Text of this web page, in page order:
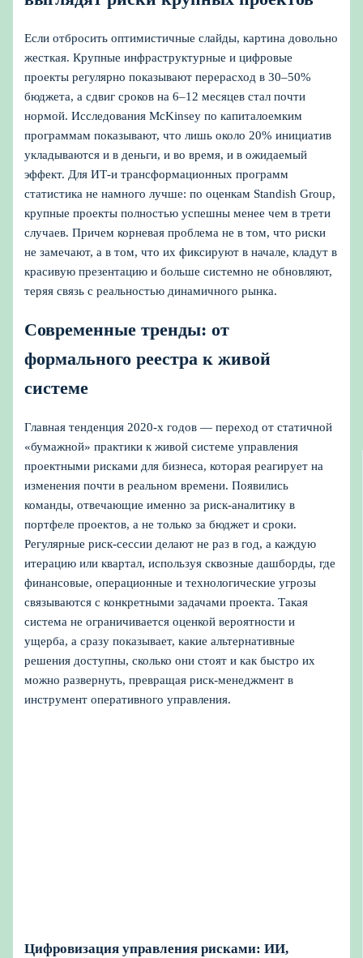
Если отбросить оптимистичные слайды, картина довольно
жесткая. Крупные инфраструктурные и цифровые
проекты регулярно показывают перерасход в 30–50%
бюджета, а сдвиг сроков на 6–12 месяцев стал почти
нормой. Исследования McKinsey по капиталоемким
программам показывают, что лишь около 20% инициатив
укладываются и в деньги, и во время, и в ожидаемый
эффект. Для ИТ‑и трансформационных программ
статистика не намного лучше: по оценкам Standish Group,
крупные проекты полностью успешны менее чем в трети
случаев. Причем корневая проблема не в том, что риски
не замечают, а в том, что их фиксируют в начале, кладут в
красивую презентацию и больше системно не обновляют,
теряя связь с реальностью динамичного рынка.
Современные тренды: от
формального реестра к живой
системе
Главная тенденция 2020‑х годов — переход от статичной
«бумажной» практики к живой системе управления
проектными рисками для бизнеса, которая реагирует на
изменения почти в реальном времени. Появились
команды, отвечающие именно за риск‑аналитику в
портфеле проектов, а не только за бюджет и сроки.
Регулярные риск‑сессии делают не раз в год, а каждую
итерацию или квартал, используя сквозные дашборды, где
финансовые, операционные и технологические угрозы
связываются с конкретными задачами проекта. Такая
система не ограничивается оценкой вероятности и
ущерба, а сразу показывает, какие альтернативные
решения доступны, сколько они стоят и как быстро их
можно развернуть, превращая риск‑менеджмент в
инструмент оперативного управления.
Цифровизация управления рисками: ИИ,